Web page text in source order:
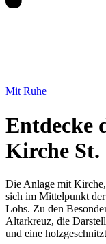
Mit Ruhe
Entdecke
Kirche St.
Die Anlage mit
sich im Mittelpunkt
Lohs. Zu den
Altarkreuz, die
und eine